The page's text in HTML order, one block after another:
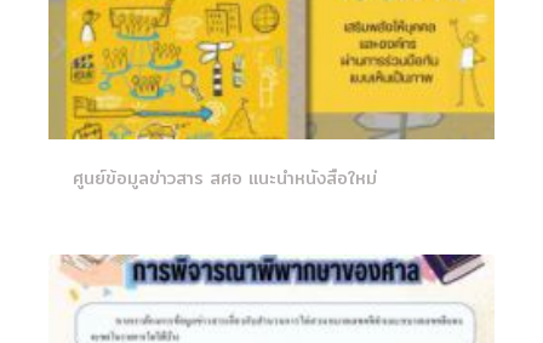
ศูนย์ข้อมูลข่าวสาร สศอ แนะนำหนังสือใหม่